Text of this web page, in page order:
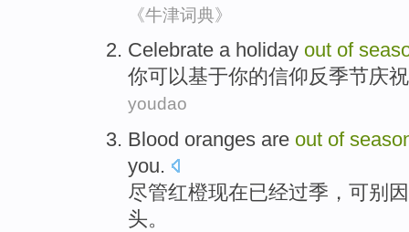
《牛津词典》
Celebrate a holiday out of
你可以基于你的信仰反季节庆祝
youdao
Blood oranges are out of
you.
尽管红橙现在已经过季 ， 可别
头。